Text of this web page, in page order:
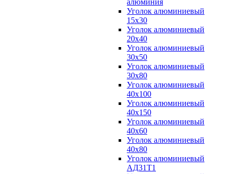
алюминия
Уголок алюминиевый
15х30
Уголок алюминиевый
20х40
Уголок алюминиевый
30х50
Уголок алюминиевый
30х80
Уголок алюминиевый
40х100
Уголок алюминиевый
40х150
Уголок алюминиевый
40х60
Уголок алюминиевый
40х80
Уголок алюминиевый
АД31Т1